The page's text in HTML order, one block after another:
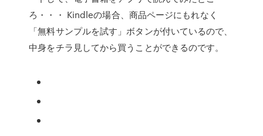
ろ・・・ Kindleの場合、商品ページにもれなく
「無料サンプルを試す」ボタンが付いているので、
中身をチラ見してから買うことができるのです。